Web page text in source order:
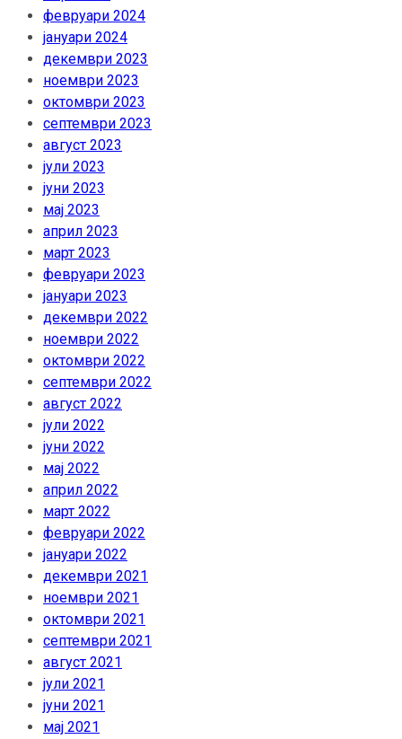
февруари 2024
јануари 2024
декември 2023
ноември 2023
октомври 2023
септември 2023
август 2023
јули 2023
јуни 2023
мај 2023
април 2023
март 2023
февруари 2023
јануари 2023
декември 2022
ноември 2022
октомври 2022
септември 2022
август 2022
јули 2022
јуни 2022
мај 2022
април 2022
март 2022
февруари 2022
јануари 2022
декември 2021
ноември 2021
октомври 2021
септември 2021
август 2021
јули 2021
јуни 2021
мај 2021